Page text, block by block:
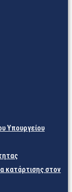
Υπουργείου
κατάρτισης στον